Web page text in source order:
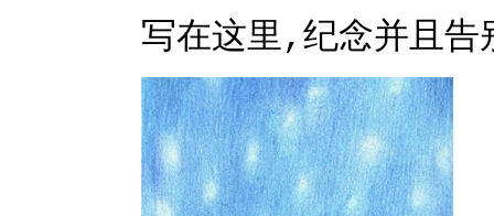
写在这里,纪念并